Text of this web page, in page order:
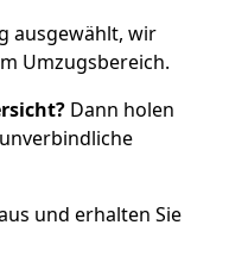
ausgewählt, wir
Umzugsbereich.
Dann holen
und erhalten Sie